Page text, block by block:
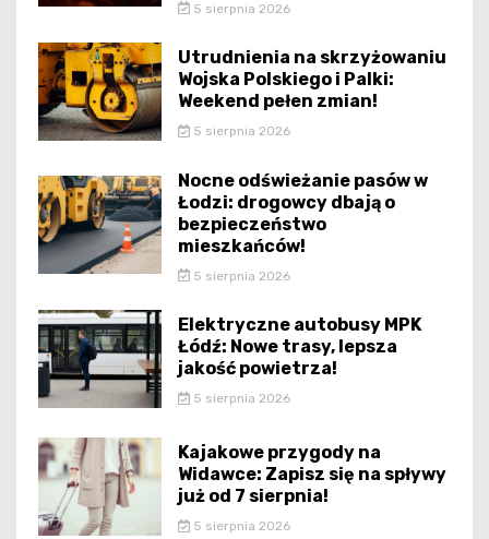
5 sierpnia 2026
Utrudnienia na skrzyżowaniu
Wojska Polskiego i Palki:
Weekend pełen zmian!
5 sierpnia 2026
Nocne odświeżanie pasów w
Łodzi: drogowcy dbają o
bezpieczeństwo
mieszkańców!
5 sierpnia 2026
Elektryczne autobusy MPK
Łódź: Nowe trasy, lepsza
jakość powietrza!
5 sierpnia 2026
Kajakowe przygody na
Widawce: Zapisz się na spływy
już od 7 sierpnia!
5 sierpnia 2026